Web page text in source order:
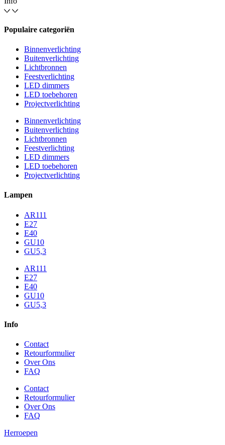
Populaire categoriën
Binnenverlichting
Buitenverlichting
Lichtbronnen
Feestverlichting
LED dimmers
LED toebehoren
Projectverlichting
Binnenverlichting
Buitenverlichting
Lichtbronnen
Feestverlichting
LED dimmers
LED toebehoren
Projectverlichting
Lampen
AR111
E27
E40
GU10
GU5,3
AR111
E27
E40
GU10
GU5,3
Info
Contact
Retourformulier
Over Ons
FAQ
Contact
Retourformulier
Over Ons
FAQ
Herroepen